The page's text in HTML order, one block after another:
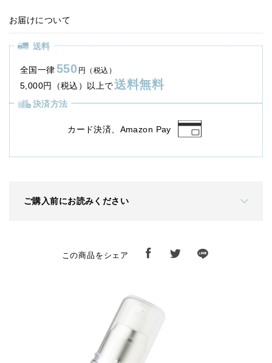
お届けについて
送料
全国一律 550 円（税込）
5,000円（税込）以上で送料無料
決済方法
カード決済、Amazon Pay
ご購入前にお読みください
この商品をシェア